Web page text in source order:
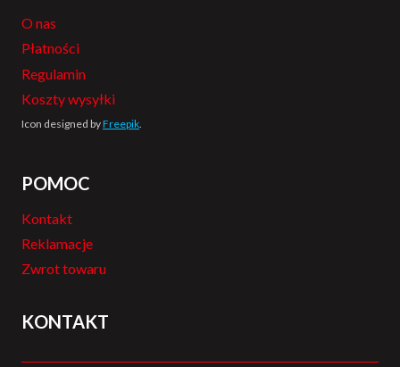
O nas
Płatności
Regulamin
Koszty wysyłki
Icon designed byFreepik.
POMOC
Kontakt
Reklamacje
Zwrot towaru
KONTAKT